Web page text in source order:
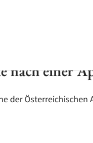
nach einer
der Österreichischen